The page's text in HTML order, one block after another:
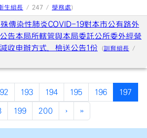
生組長 / 247 / 學務處)
傳染性肺炎COVID-19對本市公有路外
告本局所轄管與本局委託公所委外經營
收申辦方式，檢送公告1份
(訓育組長 /
193 194 195 196 197
199 200 › »